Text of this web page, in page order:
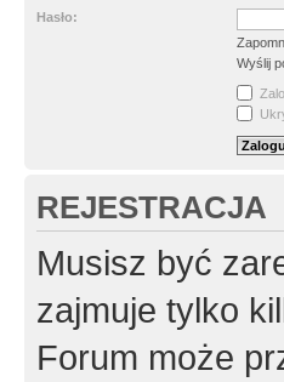
Hasło:
Wyślij
REJESTRACJA
Musisz być
zajmuje tylko
Forum może